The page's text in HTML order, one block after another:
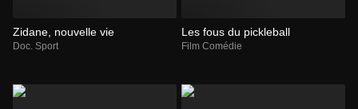
Zidane, nouvelle vie
Doc. Sport
Les fous du pickleball
Film Comédie